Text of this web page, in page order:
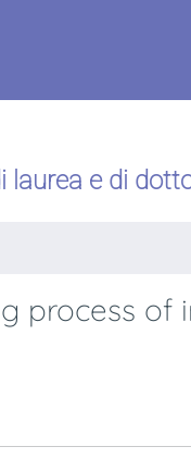
laurea e di
process of